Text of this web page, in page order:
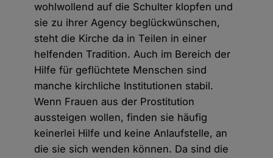
wohlwollend auf die Schulter klopfen und
sie zu ihrer Agency beglückwünschen,
steht die Kirche da in Teilen in einer
helfenden Tradition. Auch im Bereich der
Hilfe für geflüchtete Menschen sind
manche kirchliche Institutionen stabil.
Wenn Frauen aus der Prostitution
aussteigen wollen, finden sie häufig
keinerlei Hilfe und keine Anlaufstelle, an
die sie sich wenden können. Da sind die